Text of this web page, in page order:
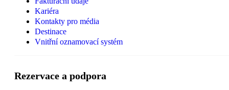
Kariéra
Kontakty pro média
Destinace
Vnitřní oznamovací systém
Rezervace a podpora